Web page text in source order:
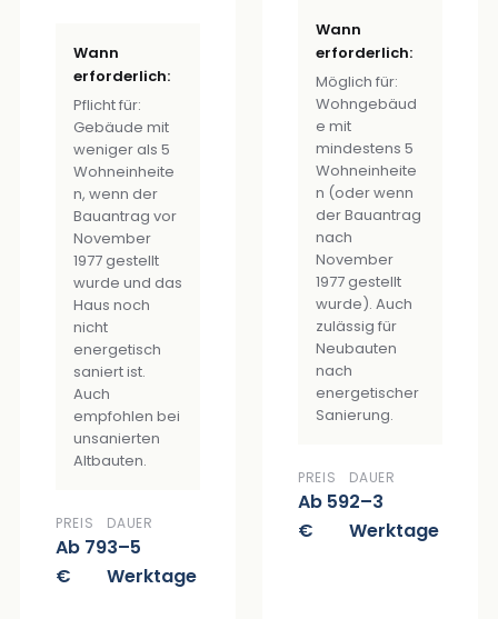
Wann
erforderlich:
Pflicht für:
Gebäude mit
weniger als 5
Wohneinheite
n, wenn der
Bauantrag vor
November
1977 gestellt
wurde und das
Haus noch
nicht
energetisch
saniert ist.
Auch
empfohlen bei
unsanierten
Altbauten.
PREIS
Ab 79
€
DAUER
3–5
Werktage
Wann
erforderlich:
Möglich für:
Wohngebäud
e mit
mindestens 5
Wohneinheite
n (oder wenn
der Bauantrag
nach
November
1977 gestellt
wurde). Auch
zulässig für
Neubauten
nach
energetischer
Sanierung.
PREIS
Ab 59
€
DAUER
2–3
Werktage